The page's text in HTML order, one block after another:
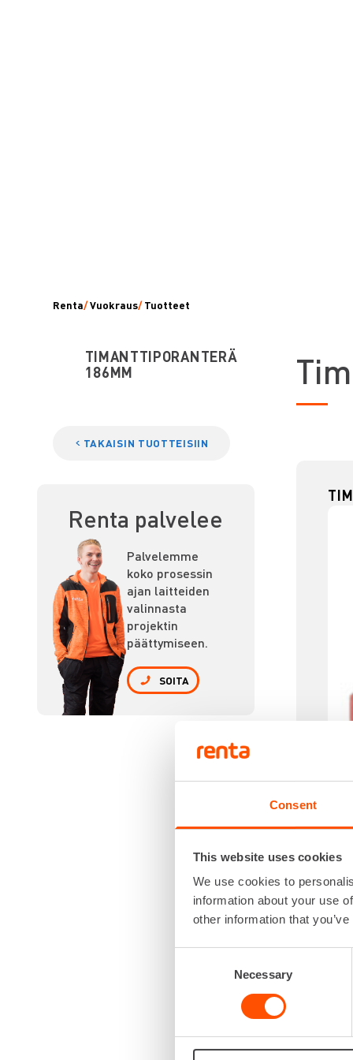
Consent
This website uses cookies
We use cookies to
information about your use
other information that
Necessary
Renta/Vuokraus/ Tuotteet
TIMANTTIPORANTERÄ
186MM
TAKAISIN TUOTTEISIIN
Renta palvelee
Palvelemme
koko prosessin
ajan laitteiden
valinnasta
projektin
päättymiseen.
SOITA
T